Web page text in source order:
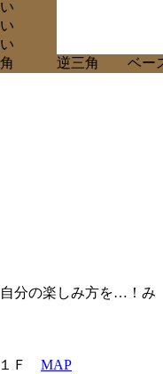
逆三角 ベー
分の楽しみ方を…！み
１Ｆ MAP